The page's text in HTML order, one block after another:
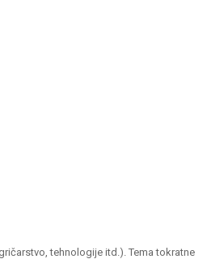
tehnologije itd.). Tema tokratne